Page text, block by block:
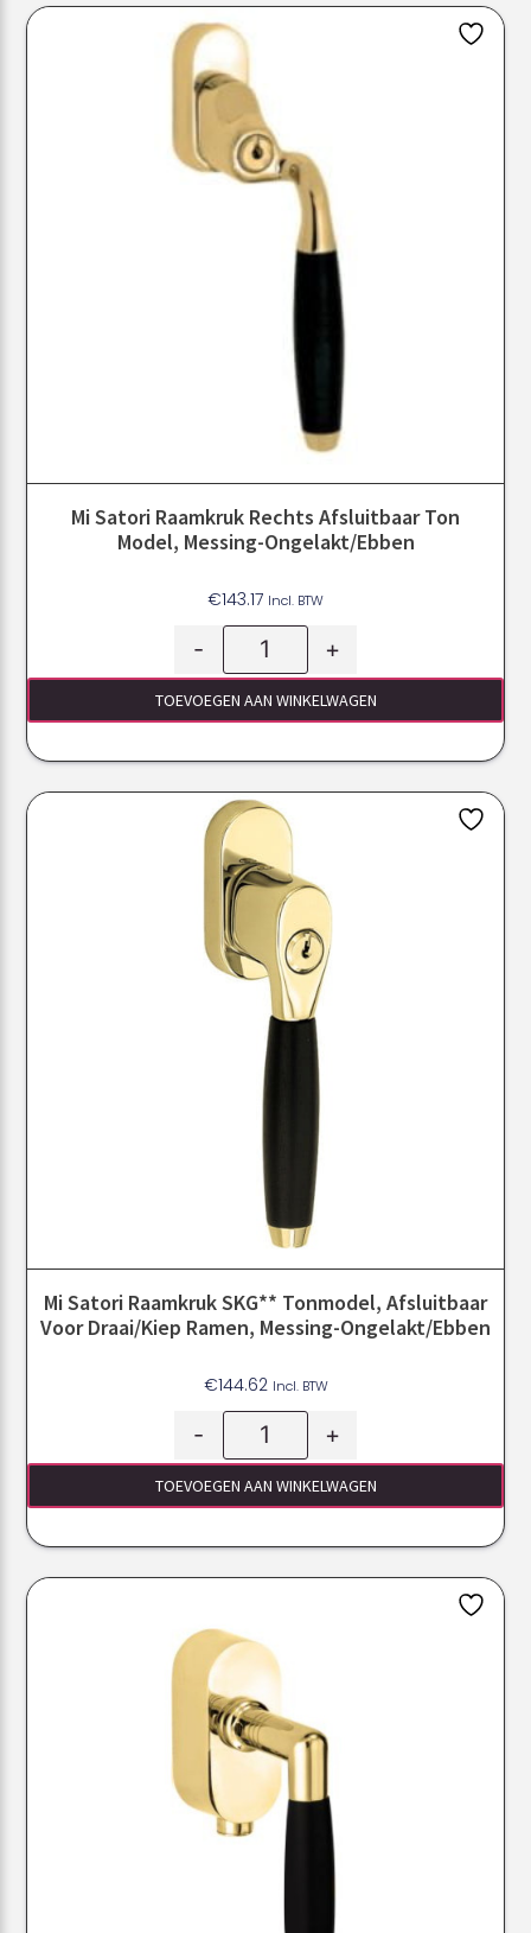
Mi Satori Raamkruk Rechts Afsluitbaar Ton
Model, Messing-Ongelakt/ebben
€143.17 Incl. BTW
- +
TOEVOEGEN AAN WINKELWAGEN
Mi Satori Raamkruk SKG** Tonmodel, Afsluitbaar
Voor Draai/kiep Ramen, Messing-Ongelakt/ebben
€144.62 Incl. BTW
- +
TOEVOEGEN AAN WINKELWAGEN